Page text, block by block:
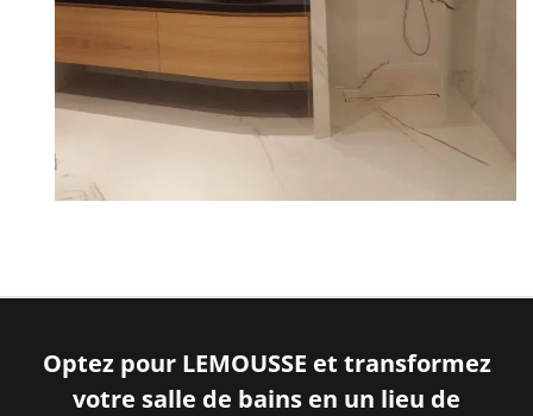
Optez pour LEMOUSSE et transformez
votre salle de bains en un lieu de